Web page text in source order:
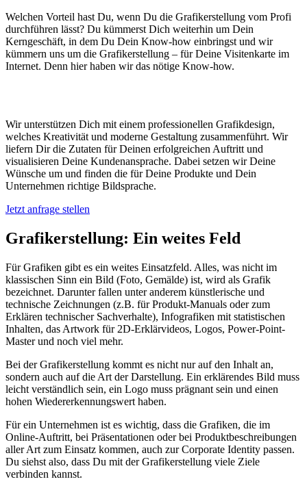
Welchen Vorteil hast Du, wenn Du die Grafikerstellung vom Profi
durchführen lässt? Du kümmerst Dich weiterhin um Dein
Kerngeschäft, in dem Du Dein Know-how einbringst und wir
kümmern uns um die Grafikerstellung – für Deine Visitenkarte im
Internet. Denn hier haben wir das nötige Know-how.
Wir unterstützen Dich mit einem professionellen Grafikdesign,
welches Kreativität und moderne Gestaltung zusammenführt. Wir
liefern Dir die Zutaten für Deinen erfolgreichen Auftritt und
visualisieren Deine Kundenansprache. Dabei setzen wir Deine
Wünsche um und finden die für Deine Produkte und Dein
Unternehmen richtige Bildsprache.
Jetzt anfrage stellen
Grafikerstellung: Ein weites Feld
Für Grafiken gibt es ein weites Einsatzfeld. Alles, was nicht im
klassischen Sinn ein Bild (Foto, Gemälde) ist, wird als Grafik
bezeichnet. Darunter fallen unter anderem künstlerische und
technische Zeichnungen (z.B. für Produkt-Manuals oder zum
Erklären technischer Sachverhalte), Infografiken mit statistischen
Inhalten, das Artwork für 2D-Erklärvideos, Logos, Power-Point-
Master und noch viel mehr.
Bei der Grafikerstellung kommt es nicht nur auf den Inhalt an,
sondern auch auf die Art der Darstellung. Ein erklärendes Bild muss
leicht verständlich sein, ein Logo muss prägnant sein und einen
hohen Wiedererkennungswert haben.
Für ein Unternehmen ist es wichtig, dass die Grafiken, die im
Online-Auftritt, bei Präsentationen oder bei Produktbeschreibungen
aller Art zum Einsatz kommen, auch zur Corporate Identity passen.
Du siehst also, dass Du mit der Grafikerstellung viele Ziele
verbinden kannst.